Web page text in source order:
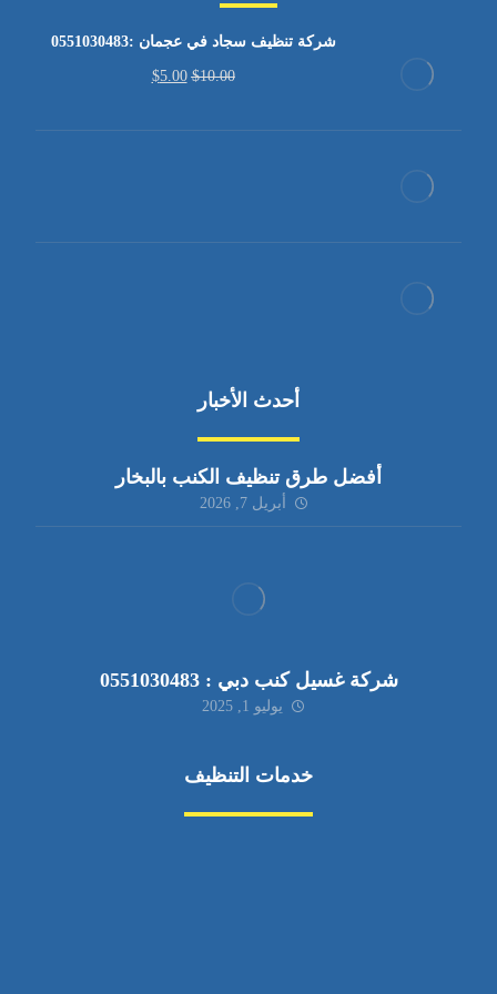
شركة تنظيف سجاد في عجمان :0551030483
$10.00
$5.00
أحدث الأخبار
أفضل طرق تنظيف الكنب بالبخار
أبريل 7, 2026
شركة غسيل كنب دبي : 0551030483
يوليو 1, 2025
خدمات التنظيف